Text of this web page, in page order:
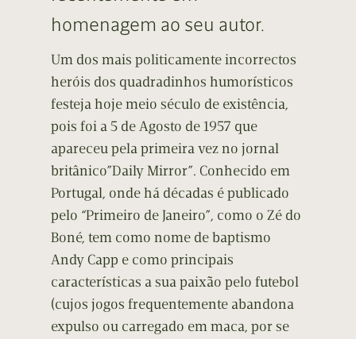
homenagem ao seu autor.
Um dos mais politicamente incorrectos
heróis dos quadradinhos humorísticos
festeja hoje meio século de existência,
pois foi a 5 de Agosto de 1957 que
apareceu pela primeira vez no jornal
britânico”Daily Mirror”. Conhecido em
Portugal, onde há décadas é publicado
pelo “Primeiro de Janeiro”, como o Zé do
Boné, tem como nome de baptismo
Andy Capp e como principais
características a sua paixão pelo futebol
(cujos jogos frequentemente abandona
expulso ou carregado em maca, por se